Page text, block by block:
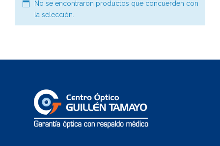
No se encontraron productos que concuerden con
la selección.